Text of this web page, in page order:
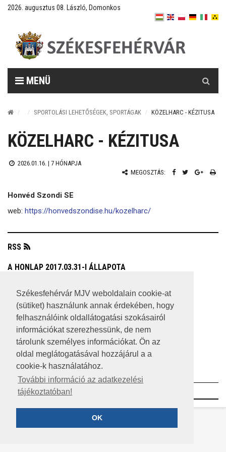
Székesfehérvár MJV weboldalain cookie-at
(sütiket) használunk annak érdekében, hogy
felhasználóink oldallátogatási szokásairól
információkat szerezhessünk, de nem
tárolunk személyes információkat. Ön az
oldal meglátogatásával hozzájárul a a
cookie-k használatához.
További információ az adatkezelési
tájékoztatóban!
OK
2026. augusztus 08. László, Domonkos
MENÜ
SPORTOLÁSI LEHETŐSÉGEK, SPORTÁGAK KÖZELHARC - KÉZITUSA
KÖZELHARC - KÉZITUSA
2026.01.16. | 7 HÓNAPJA
MEGOSZTÁS:
Honvéd Szondi SE
web: https://honvedszondise.hu/kozelharc/
RSS
A HONLAP 2017.03.31-I ÁLLAPOTA
JOGI NYILATKOZAT
IMPRESSZUM
MÉDIAAJÁNLAT
KÖZÉRDEKŰ ADATOK
ADATVÉDELEM
©2023 SZÉKESFEHÉRVÁR MEGYEI JOGÚ VÁROS